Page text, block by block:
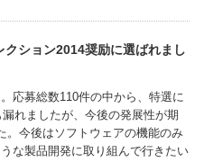
ション2014奨励に選ばれまし
応募総数110件の中から、特選に
れましたが、今後の発展性が期
。今後はソフトウェアの機能のみ
な製品開発に取り組んで行きたい